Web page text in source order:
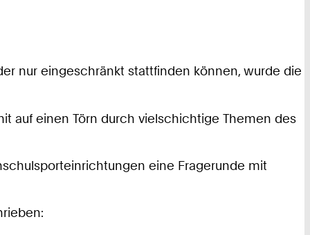
nur eingeschränkt stattfinden können, wurde die
auf einen Törn durch vielschichtige Themen des
eine Fragerunde mit